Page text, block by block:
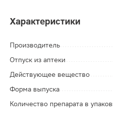
Характеристики
Производитель
Отпуск из аптеки
Действующее вещество
Форма выпуска
Количество препарата в